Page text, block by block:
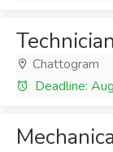
Technician
Chattogram
Deadline: